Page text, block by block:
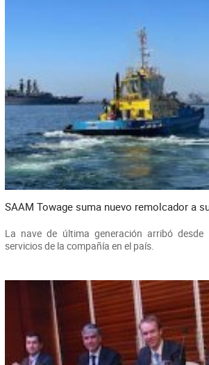
SAAM Towage suma nuevo remolcador a
La nave de última generación arribó
servicios de la compañía en el país.